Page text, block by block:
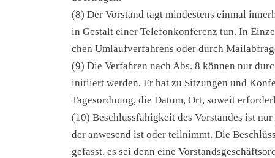
(8) Der Vor­stand tagt min­des­tens ein­mal
in Gestalt einer Tele­fon­kon­fe­renz tun. In
chen Umlauf­ver­fah­rens oder durch
(9) Die Ver­fah­ren nach Abs. 8 kön­nen nur
initi­iert wer­den. Er hat zu Sit­zun­gen und
Tages­ord­nung, die Datum, Ort, soweit
(10) Beschluss­fä­hig­keit des Vor­stan­des ist
der anwe­send ist oder teil­nimmt. Die
gefasst, es sei denn eine